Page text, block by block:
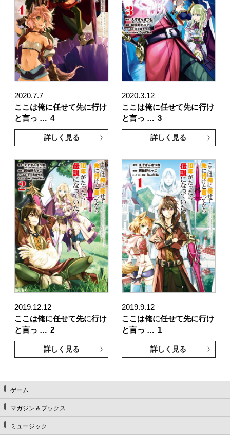
2020.7.7
ここは俺に任せて先に行け
と言っ … 4
詳しく見る
2020.3.12
ここは俺に任せて先に行け
と言っ … 3
詳しく見る
2019.12.12
ここは俺に任せて先に行け
と言っ … 2
詳しく見る
2019.9.12
ここは俺に任せて先に行け
と言っ … 1
詳しく見る
ゲーム
マガジン＆ブックス
ミュージック